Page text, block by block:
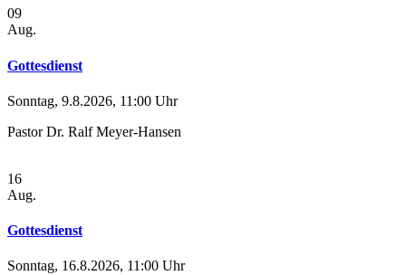
09
Aug.
Gottesdienst
Sonntag, 9.8.2026, 11:00 Uhr
Pastor Dr. Ralf Meyer-Hansen
16
Aug.
Gottesdienst
Sonntag, 16.8.2026, 11:00 Uhr